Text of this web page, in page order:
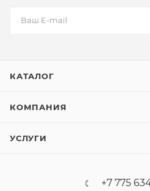
КАТАЛОГ
КОМПАНИЯ
УСЛУГИ
+7 775